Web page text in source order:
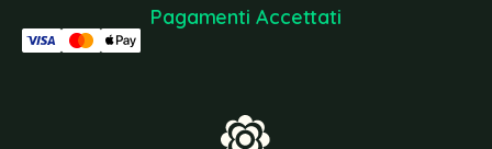
Pagamenti Accettati